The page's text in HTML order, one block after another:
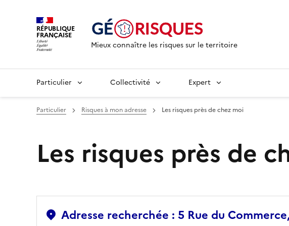
RÉPUBLIQUE
FRANÇAISE
Mieux connaître les risques sur le territoire
Particulier Collectivité Expert
Particulier Risques à mon adresse Les risques près de chez moi
Les risques près de
Adresse recherchée : 5 Rue du